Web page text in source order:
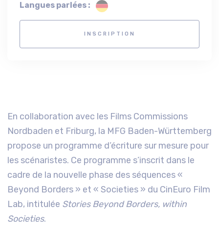
Langues parlées :
INSCRIPTION
En collaboration avec les Films Commissions
Nordbaden et Friburg, la MFG Baden-Württemberg
propose un programme d’écriture sur mesure pour
les scénaristes. Ce programme s’inscrit dans le
cadre de la nouvelle phase des séquences «
Beyond Borders » et « Societies » du CinEuro Film
Lab, intitulée Stories Beyond Borders, within
Societies.